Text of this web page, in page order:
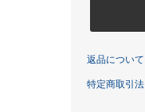
返品について
特定商取引